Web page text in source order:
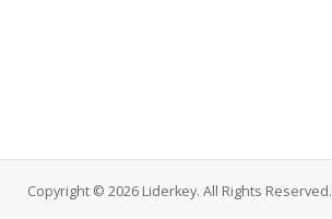
Copyright © 2026 Liderkey. All Rights Reserved.